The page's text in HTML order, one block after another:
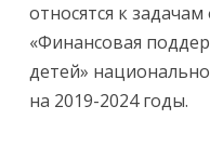
относятся к
«Финансовая
детей»
на 2019-2024 годы.